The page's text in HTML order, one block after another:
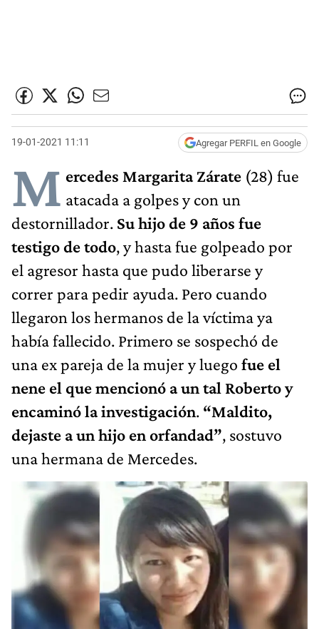
19-01-2021 11:11 Agregar PERFIL en Google
M ercedes Margarita Zárate (28) fue
atacada a golpes y con un
destornillador. Su hijo de 9 años fue
testigo de todo, y hasta fue golpeado por
el agresor hasta que pudo liberarse y
correr para pedir ayuda. Pero cuando
llegaron los hermanos de la víctima ya
había fallecido. Primero se sospechó de
una ex pareja de la mujer y luego fue el
nene el que mencionó a un tal Roberto y
encaminó la investigación. “Maldito,
dejaste a un hijo en orfandad”, sostuvo
una hermana de Mercedes.